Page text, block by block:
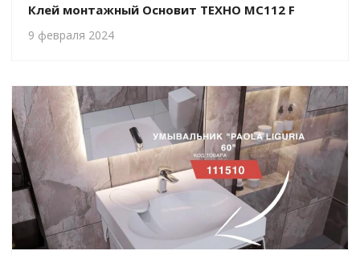
Клей монтажный Основит ТЕХНО MC112 F
9 февраля 2024